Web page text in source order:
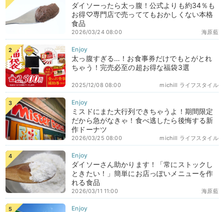
ダイソーったら太っ腹！公式よりも約34％も
お得♡専門店で売っててもおかしくない本格
食品
海原藍
2026/03/24 08:00
太っ腹すぎる…！お食事券だけでもとがとれ
ちゃう！完売必至の超お得な福袋3選
michill ライフスタイル
2025/12/08 08:00
ミスドにまた大行列できちゃうよ！期間限定
だから急がなきゃ！食べ逃したら後悔する新
作ドーナツ
michill ライフスタイル
2026/03/25 08:00
ダイソーさん助かります！「常にストックし
ときたい！」簡単にお店っぽいメニューを作
れる食品
海原藍
2026/03/11 11:00